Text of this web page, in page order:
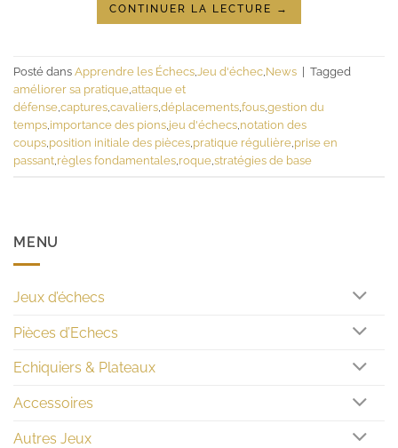
CONTINUER LA LECTURE →
Posté dans Apprendre les Échecs Jeu d'échec News | Tagged
améliorer sa pratique attaque et
défense captures cavaliers déplacements fous gestion du
temps importance des pions jeu d'échecs notation des
coups position initiale des pièces pratique régulière prise en
passant règles fondamentales roque stratégies de base
MENU
Jeux d’échecs
Pièces d’Echecs
Echiquiers & Plateaux
Accessoires
Autres Jeux